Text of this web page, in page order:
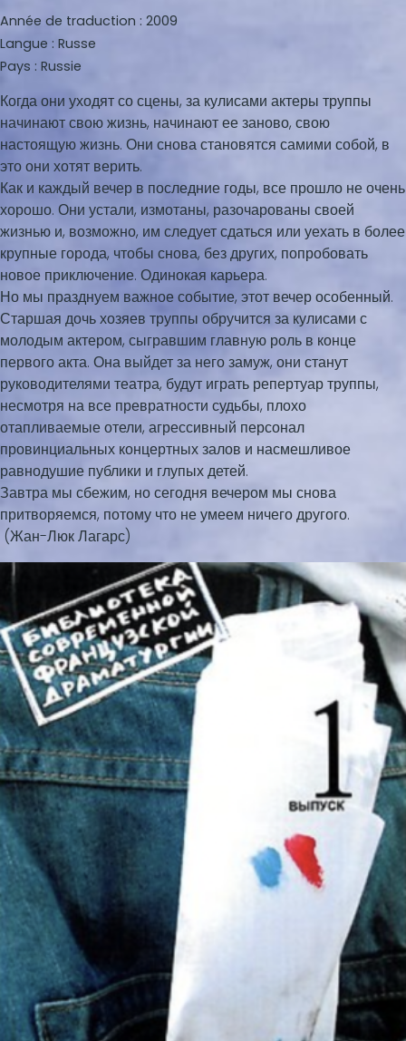
Année de traduction : 2009
Langue : Russe
Pays : Russie
Когда они уходят со сцены, за кулисами актеры труппы
начинают свою жизнь, начинают ее заново, свою
настоящую жизнь. Они снова становятся самими собой, в
это они хотят верить.
Как и каждый вечер в последние годы, все прошло не очень
хорошо. Они устали, измотаны, разочарованы своей
жизнью и, возможно, им следует сдаться или уехать в более
крупные города, чтобы снова, без других, попробовать
новое приключение. Одинокая карьера.
Но мы празднуем важное событие, этот вечер особенный.
Старшая дочь хозяев труппы обручится за кулисами с
молодым актером, сыгравшим главную роль в конце
первого акта. Она выйдет за него замуж, они станут
руководителями театра, будут играть репертуар труппы,
несмотря на все превратности судьбы, плохо
отапливаемые отели, агрессивный персонал
провинциальных концертных залов и насмешливое
равнодушие публики и глупых детей.
Завтра мы сбежим, но сегодня вечером мы снова
притворяемся, потому что не умеем ничего другого.
(Жан-Люк Лагарс)